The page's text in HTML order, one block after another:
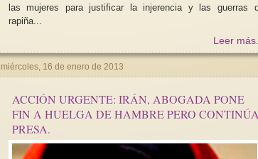
las mujeres para justificar la injerencia y las guerras
rapiña...
Leer
miércoles, 16 de enero de 2013
ACCIÓN URGENTE: IRÁN, ABOGADA PONE
FIN A HUELGA DE HAMBRE PERO CONTINÚA
PRESA.
trimestre respecto a negativos y
positivos en los derechos de las...
tramitaron 2.655